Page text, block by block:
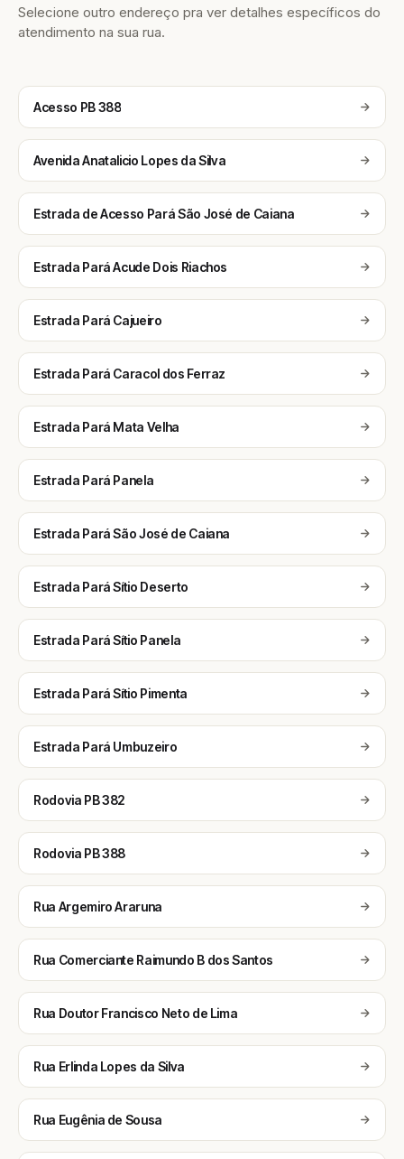
Selecione outro endereço pra ver detalhes específicos do
atendimento na sua rua.
Acesso PB 388
Avenida Anatalicio Lopes da Silva
Estrada de Acesso Pará São José de Caiana
Estrada Pará Acude Dois Riachos
Estrada Pará Cajueiro
Estrada Pará Caracol dos Ferraz
Estrada Pará Mata Velha
Estrada Pará Panela
Estrada Pará São José de Caiana
Estrada Pará Sítio Deserto
Estrada Pará Sítio Panela
Estrada Pará Sítio Pimenta
Estrada Pará Umbuzeiro
Rodovia PB 382
Rodovia PB 388
Rua Argemiro Araruna
Rua Comerciante Raimundo B dos Santos
Rua Doutor Francisco Neto de Lima
Rua Erlinda Lopes da Silva
Rua Eugênia de Sousa